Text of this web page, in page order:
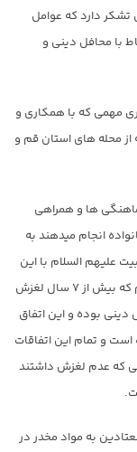
دارد که عوامل
با محافل دینی و
دارد و این کاری مهمی که با همکاری و
محله های استان قم و
ها و همراهی
انجام میدهند به
علیهم السلام با این
معضل مقابله می کنند و در این راستا ما افرادی داریم که بیش از ۷ سال لغزش
دینی بوده و این اتفاق
شده است و تمام این اتفاقات
که عدم لغزش داشتند
به مواد مخدر در